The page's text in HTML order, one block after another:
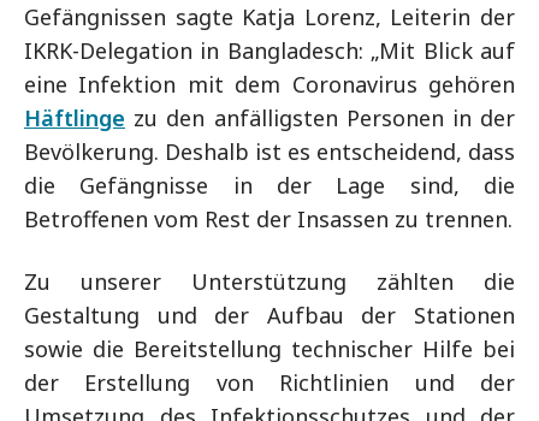
Gefängnissen sagte Katja Lorenz, Leiterin der
IKRK-Delegation in Bangladesch: „Mit Blick auf
eine Infektion mit dem Coronavirus gehören
Häftlinge zu den anfälligsten Personen in der
Bevölkerung. Deshalb ist es entscheidend, dass
die Gefängnisse in der Lage sind, die
Betroffenen vom Rest der Insassen zu trennen.
Zu unserer Unterstützung zählten die
Gestaltung und der Aufbau der Stationen
sowie die Bereitstellung technischer Hilfe bei
der Erstellung von Richtlinien und der